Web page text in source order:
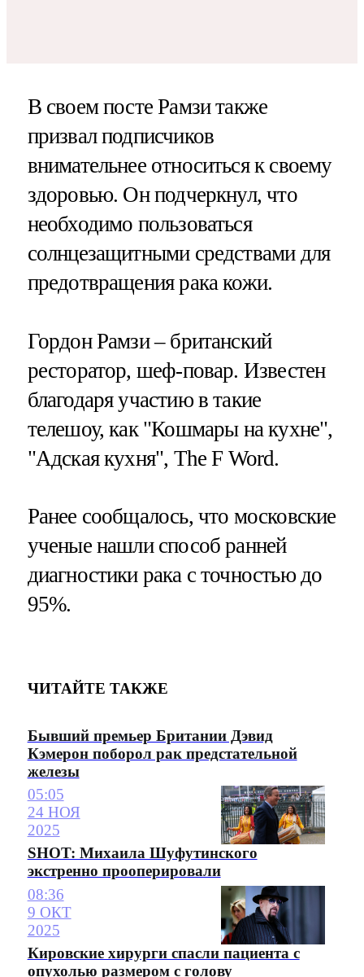
В своем посте Рамзи также
призвал подписчиков
внимательнее относиться к своему
здоровью. Он подчеркнул, что
необходимо пользоваться
солнцезащитными средствами для
предотвращения рака кожи.
Гордон Рамзи – британский
ресторатор, шеф-повар. Известен
благодаря участию в такие
телешоу, как "Кошмары на кухне",
"Адская кухня", The F Word.
Ранее сообщалось, что московские
ученые нашли способ ранней
диагностики рака с точностью до
95%.
ЧИТАЙТЕ ТАКЖЕ
Бывший премьер Британии Дэвид
Кэмерон поборол рак предстательной
железы
05:05
24 НОЯ
2025
SHOT: Михаила Шуфутинского
экстренно прооперировали
08:36
9 ОКТ
2025
Кировские хирурги спасли пациента с
опухолью размером с голову